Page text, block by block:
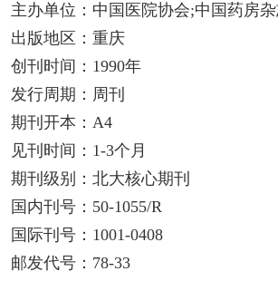
主办单位：中国医院协会;中国药房
出版地区：重庆
创刊时间：1990年
发行周期：周刊
期刊开本：A4
见刊时间：1-3个月
期刊级别：北大核心期刊
国内刊号：50-1055/R
国际刊号：1001-0408
邮发代号：78-33